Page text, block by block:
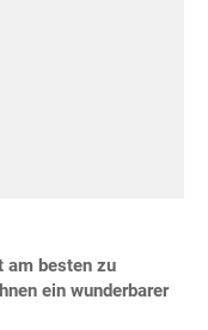
am besten zu
ein wunderbarer